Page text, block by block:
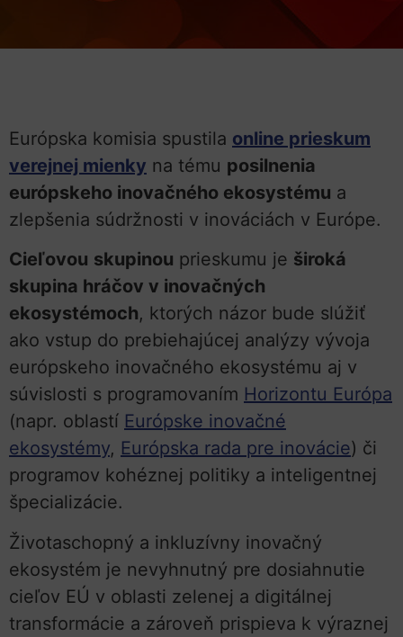
Európska komisia spustila online prieskum
verejnej mienky na tému posilnenia
európskeho inovačného ekosystému a
zlepšenia súdržnosti v inováciách v Európe.
Cieľovou skupinou prieskumu je široká
skupina hráčov v inovačných
ekosystémoch, ktorých názor bude slúžiť
ako vstup do prebiehajúcej analýzy vývoja
európskeho inovačného ekosystému aj v
súvislosti s programovaním Horizontu Európa
(napr. oblastí Európske inovačné
ekosystémy, Európska rada pre inovácie) či
programov kohéznej politiky a inteligentnej
špecializácie.
Životaschopný a inkluzívny inovačný
ekosystém je nevyhnutný pre dosiahnutie
cieľov EÚ v oblasti zelenej a digitálnej
transformácie a zároveň prispieva k výraznej